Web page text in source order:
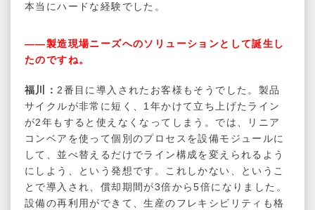
本当にハードな経験でした。
――製造現場ニーズへのソリューションとして誕生し
たのですね。
福川：2番目に導入されたお客様もそうでした。製品
サイクルが非常に短く、1年かけて立ち上げたライン
が2年もすると使えなくなってしまう。では、リニア
コンベアを使って個別のプロセスを設備モジュールに
して、並べ替えるだけでライン構成を変えられるよう
にしよう、という発想です。これしかない、というこ
とで導入され、償却期間が3倍から5倍になりました。
設備の再利用ができて、生産のフレキシビリティも格